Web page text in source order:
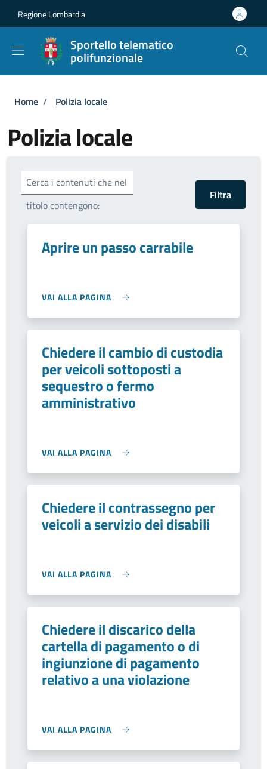
Regione Lombardia
Sportello telematico
polifunzionale
Briciole di pane
Home / Polizia locale
Polizia locale
Cerca i contenuti che nel
titolo contengono:
Aprire un passo carrabile
VAI ALLA PAGINA
Chiedere il cambio di custodia
per veicoli sottoposti a
sequestro o fermo
amministrativo
VAI ALLA PAGINA
Chiedere il contrassegno per
veicoli a servizio dei disabili
VAI ALLA PAGINA
Chiedere il discarico della
cartella di pagamento o di
ingiunzione di pagamento
relativo a una violazione
VAI ALLA PAGINA